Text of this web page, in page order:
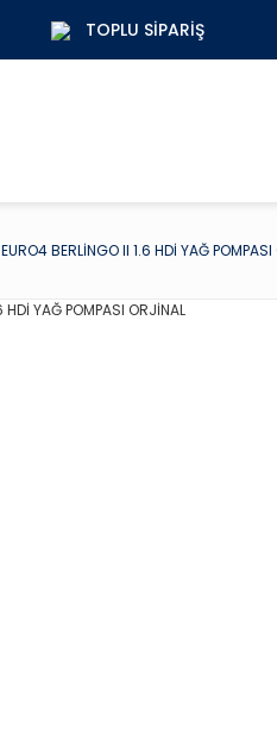
TOPLU SIPARIŞ
EURO4 BERLİNGO II 1.6 HDİ YAĞ